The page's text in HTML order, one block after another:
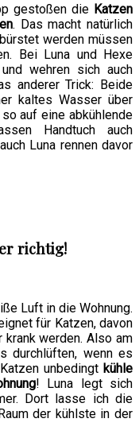
gestoßen die Katzen
. Das macht natürlich
werden müssen
Bei Luna und Hexe
und wehren sich auch
anderer Trick: Beide
kaltes Wasser über
auf eine abkühlende
Handtuch auch
Luna rennen davor
richtig!
Luft in die Wohnung.
für Katzen, davon
werden. Also am
durchlüften, wenn es
unbedingt kühle
! Luna legt sich
Dort lasse ich die
der kühlste in der